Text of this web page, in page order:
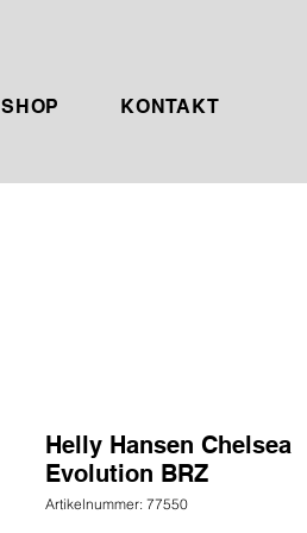
SHOP KONTAKT
Helly Hansen Chelsea
Evolution BRZ
Artikelnummer: 77550